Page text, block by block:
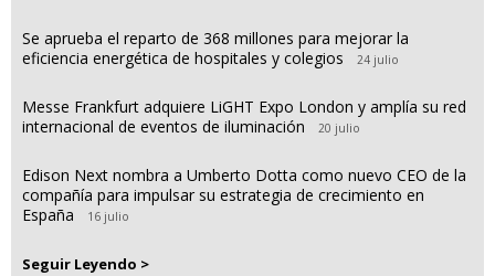
Se aprueba el reparto de 368 millones para mejorar la
eficiencia energética de hospitales y colegios
24 julio
Messe Frankfurt adquiere LiGHT Expo London y amplía su red
internacional de eventos de iluminación
20 julio
Edison Next nombra a Umberto Dotta como nuevo CEO de la
compañía para impulsar su estrategia de crecimiento en
España
16 julio
Seguir Leyendo >